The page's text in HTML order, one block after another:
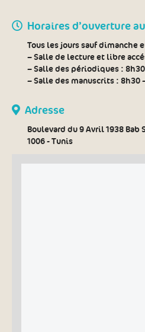
Horaires d’ouverture
Tous les jours sauf dimanche
– Salle de lecture et libre
– Salle des périodiques :
– Salle des manuscrits : 8h30
Adresse
Boulevard du 9 Avril 1938 Bab
1006 - Tunis